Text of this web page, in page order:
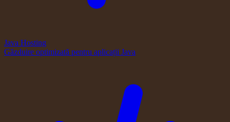
Java Hosting
Găzduire optimizată pentru aplicații Java